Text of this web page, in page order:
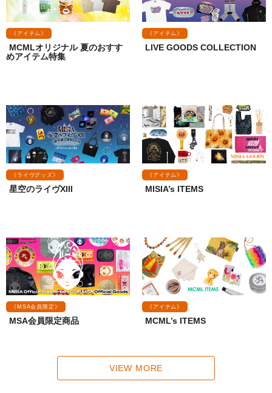
《アイテム》
MCMLオリジナル 夏のおすす
めアイテム特集
《アイテム》
LIVE GOODS COLLECTION
《ライヴグッズ》
星空のライヴXIII
《アイテム》
MISIA’s ITEMS
《MSA会員限定》
MSA会員限定商品
《アイテム》
MCML’s ITEMS
VIEW MORE